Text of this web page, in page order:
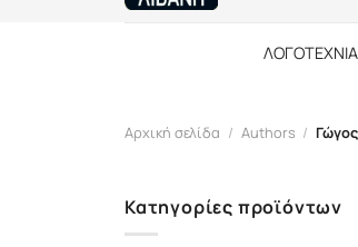
ΛΟΓΟΤΕΧΝΙΑ
Αρχική σελίδα / Authors /
Κατηγορίες προϊόντων